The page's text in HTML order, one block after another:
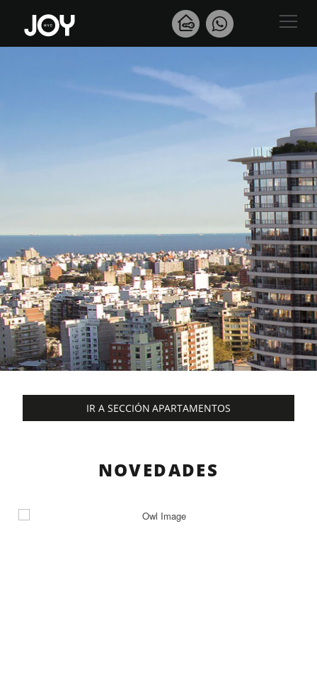
EL PROYECTO
IR A SECCIÓN APARTAMENTOS
NOVEDADES